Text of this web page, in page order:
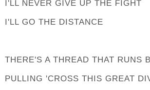
I'LL NEVER GIVE UP THE FIGHT
I'LL GO THE DISTANCE
THERE'S A THREAD THAT RUNS
PULLING 'CROSS THIS GREAT